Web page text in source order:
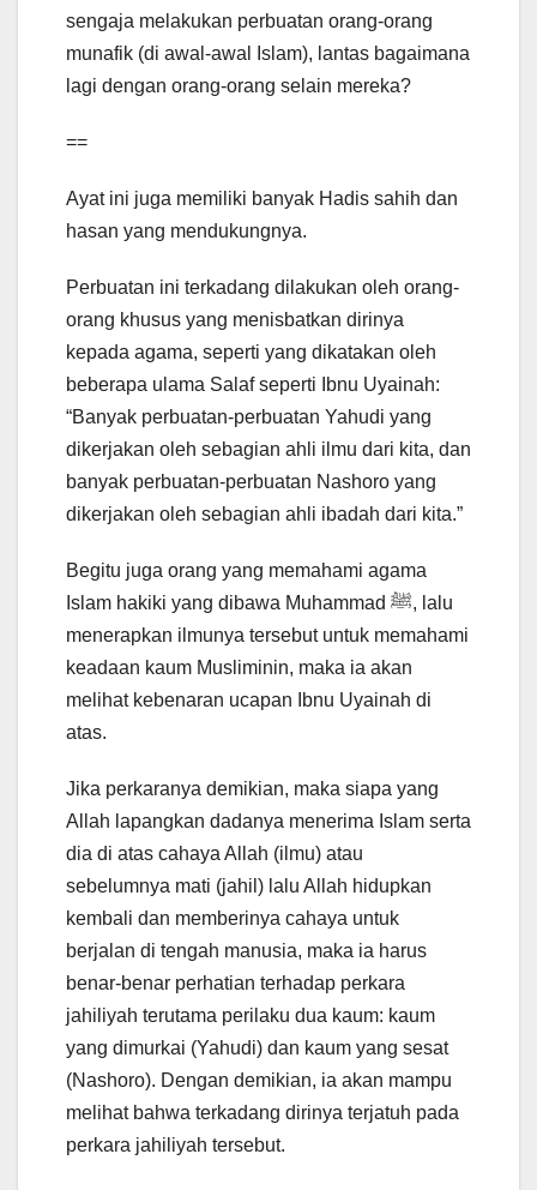
sengaja melakukan perbuatan orang-orang
munafik (di awal-awal Islam), lantas bagaimana
lagi dengan orang-orang selain mereka?
==
Ayat ini juga memiliki banyak Hadis sahih dan
hasan yang mendukungnya.
Perbuatan ini terkadang dilakukan oleh orang-
orang khusus yang menisbatkan dirinya
kepada agama, seperti yang dikatakan oleh
beberapa ulama Salaf seperti Ibnu Uyainah:
“Banyak perbuatan-perbuatan Yahudi yang
dikerjakan oleh sebagian ahli ilmu dari kita, dan
banyak perbuatan-perbuatan Nashoro yang
dikerjakan oleh sebagian ahli ibadah dari kita.”
Begitu juga orang yang memahami agama
Islam hakiki yang dibawa Muhammad ﷺ, lalu
menerapkan ilmunya tersebut untuk memahami
keadaan kaum Musliminin, maka ia akan
melihat kebenaran ucapan Ibnu Uyainah di
atas.
Jika perkaranya demikian, maka siapa yang
Allah lapangkan dadanya menerima Islam serta
dia di atas cahaya Allah (ilmu) atau
sebelumnya mati (jahil) lalu Allah hidupkan
kembali dan memberinya cahaya untuk
berjalan di tengah manusia, maka ia harus
benar-benar perhatian terhadap perkara
jahiliyah terutama perilaku dua kaum: kaum
yang dimurkai (Yahudi) dan kaum yang sesat
(Nashoro). Dengan demikian, ia akan mampu
melihat bahwa terkadang dirinya terjatuh pada
perkara jahiliyah tersebut.